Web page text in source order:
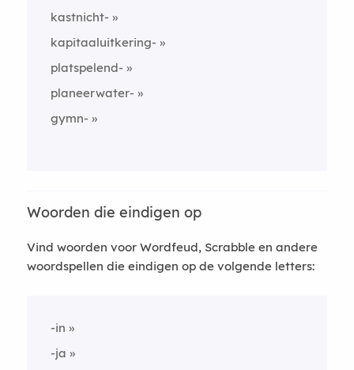
kastnicht-
kapitaaluitkering-
platspelend-
planeerwater-
gymn-
Woorden die eindigen op
Vind woorden voor Wordfeud, Scrabble en andere
woordspellen die eindigen op de volgende letters:
-in
-ja